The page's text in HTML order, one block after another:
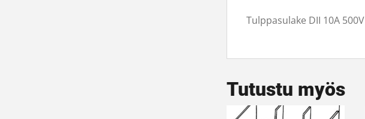
Tulppasulake DII 10A 500V
Tutustu myös